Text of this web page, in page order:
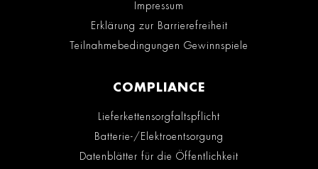
Impressum
Erklärung zur Barrierefreiheit
Teilnahmebedingungen Gewinnspiele
COMPLIANCE
Lieferkettensorgfaltspflicht
Batterie-/Elektroentsorgung
Datenblätter für die Öffentlichkeit